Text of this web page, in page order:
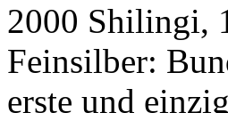
2000 Shilingi,
Feinsilber:
erste und